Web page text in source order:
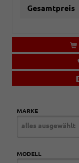
Gesamtpreis
MARKE
alles ausgewählt
MODELL